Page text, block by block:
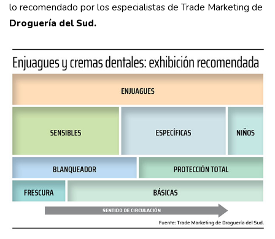
lo recomendado por los especialistas de Trade Marketing de
Droguería del Sud.